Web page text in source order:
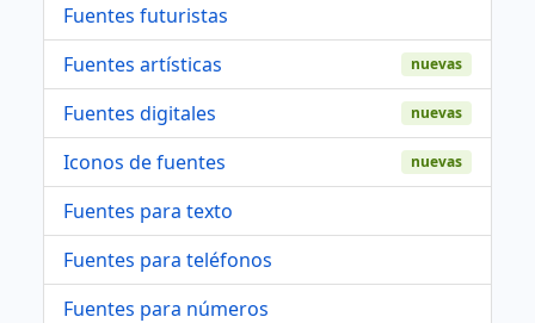
Fuentes futuristas
Fuentes artísticas
nuevas
Fuentes digitales nuevas
Iconos de fuentes nuevas
Fuentes para texto
Fuentes para teléfonos
Fuentes para números